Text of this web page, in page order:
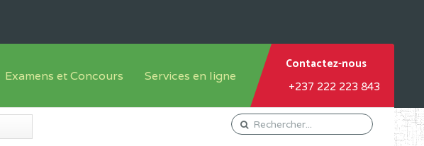
Sous système francophone
Examens et Concours
Inscriptions
Liste des candidats
Services en ligne
Orientation Conseil
Gestion du Personnel
Contactez-nous
+237 222 223 843